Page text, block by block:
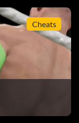
un match en
le lutteur
Cheats